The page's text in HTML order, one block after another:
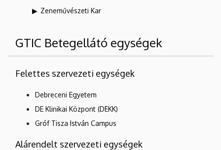
Zeneművészeti Kar
GTIC Betegellátó egységek
Felettes szervezeti egységek
Debreceni Egyetem
DE Klinikai Központ (DEKK)
Gróf Tisza István Campus
Alárendelt szervezeti egységek